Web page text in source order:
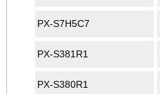
PX-S7H5C7
PX-S381R1
PX-S380R1